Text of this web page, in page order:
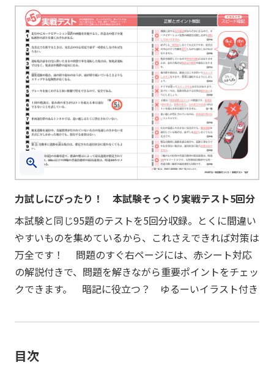
力試しにぴったり！ 本試験そっくり実戦テスト5回分
本試験と同じ95題のテストを5回分収録。とくに間違い
やすいものを集めているから、これさえできれば対策は
万全です！ 問題のすぐ右ページには、赤シート対応
の解説付きで、問題を解きながら重要ポイントをチェッ
クできます。 暗記に役立つ？ ゆるーいイラスト付き
目次